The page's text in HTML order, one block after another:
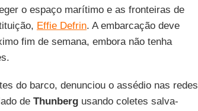
o espaço marítimo e as fronteiras de
Effie Defrin. A embarcação deve
fim de semana, embora não tenha
do barco, denunciou o assédio nas redes
de Thunbergusando coletes salva-